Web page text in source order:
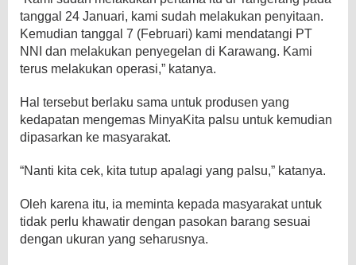
tanggal 24 Januari, kami sudah melakukan penyitaan.
Kemudian tanggal 7 (Februari) kami mendatangi PT
NNI dan melakukan penyegelan di Karawang. Kami
terus melakukan operasi,” katanya.
Hal tersebut berlaku sama untuk produsen yang
kedapatan mengemas MinyaKita palsu untuk kemudian
dipasarkan ke masyarakat.
“Nanti kita cek, kita tutup apalagi yang palsu,” katanya.
Oleh karena itu, ia meminta kepada masyarakat untuk
tidak perlu khawatir dengan pasokan barang sesuai
dengan ukuran yang seharusnya.